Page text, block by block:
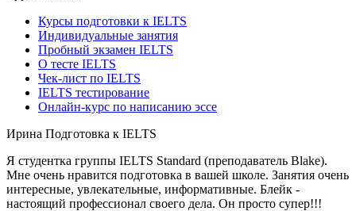
Курсы подготовки к IELTS
Индивидуальные занятия
Пробный экзамен IELTS
О тесте IELTS
Чек-лист по IELTS
IELTS тестирование
Онлайн-курс по написанию эссе
Ирина Подготовка к IELTS
Я студентка группы IELTS Standard (преподаватель Blake).
Мне очень нравится подготовка в вашей школе. Занятия очень
интересные, увлекательные, информативные. Блейк -
настоящий профессионал своего дела. Он просто супер!!!